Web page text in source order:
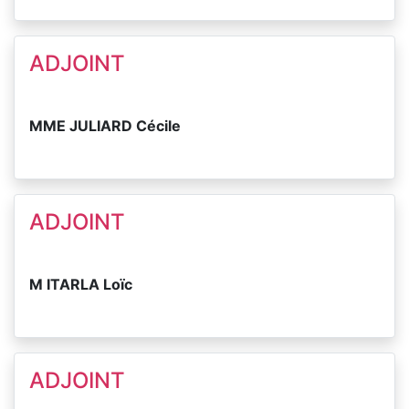
ADJOINT
MME JULIARD Cécile
ADJOINT
M ITARLA Loïc
ADJOINT